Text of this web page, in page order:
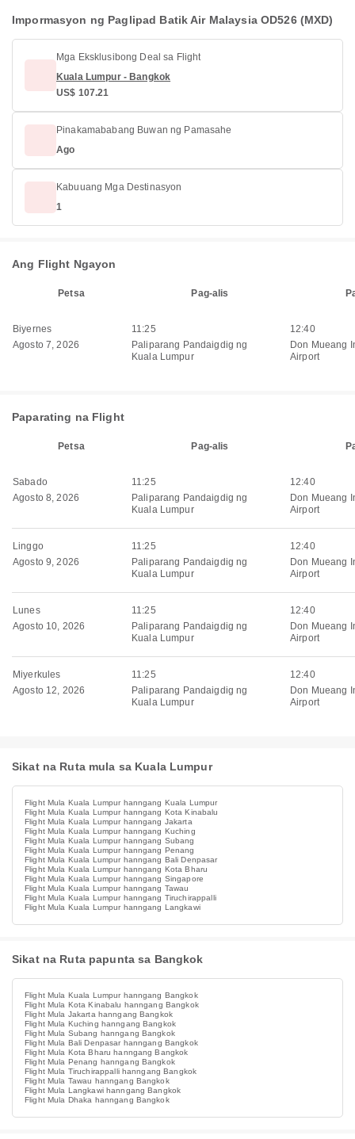
Impormasyon ng Paglipad Batik Air Malaysia OD526 (MXD)
Mga Eksklusibong Deal sa Flight
Kuala Lumpur - Bangkok
US$ 107.21
Pinakamababang Buwan ng Pamasahe
Ago
Kabuuang Mga Destinasyon
1
Ang Flight Ngayon
Petsa Pag-alis
Biyernes
Agosto 7, 2026
11:25
Paliparang Pandaigdig ng
Kuala Lumpur
12:40
Don Mueang
Airport
Paparating na Flight
Petsa Pag-alis
Sabado
Agosto 8, 2026
11:25
Paliparang Pandaigdig ng
Kuala Lumpur
12:40
Don Mueang
Airport
Linggo
Agosto 9, 2026
11:25
Paliparang Pandaigdig ng
Kuala Lumpur
12:40
Don Mueang
Airport
Lunes
Agosto 10, 2026
11:25
Paliparang Pandaigdig ng
Kuala Lumpur
12:40
Don Mueang
Airport
Miyerkules
Agosto 12, 2026
11:25
Paliparang Pandaigdig ng
Kuala Lumpur
12:40
Don Mueang
Airport
Sikat na Ruta mula sa Kuala Lumpur
Flight Mula Kuala Lumpur hanngang Kuala Lumpur
Flight Mula Kuala Lumpur hanngang Kota Kinabalu
Flight Mula Kuala Lumpur hanngang Jakarta
Flight Mula Kuala Lumpur hanngang Kuching
Flight Mula Kuala Lumpur hanngang Subang
Flight Mula Kuala Lumpur hanngang Penang
Flight Mula Kuala Lumpur hanngang Bali Denpasar
Flight Mula Kuala Lumpur hanngang Kota Bharu
Flight Mula Kuala Lumpur hanngang Singapore
Flight Mula Kuala Lumpur hanngang Tawau
Flight Mula Kuala Lumpur hanngang Tiruchirappalli
Flight Mula Kuala Lumpur hanngang Langkawi
Sikat na Ruta papunta sa Bangkok
Flight Mula Kuala Lumpur hanngang Bangkok
Flight Mula Kota Kinabalu hanngang Bangkok
Flight Mula Jakarta hanngang Bangkok
Flight Mula Kuching hanngang Bangkok
Flight Mula Subang hanngang Bangkok
Flight Mula Bali Denpasar hanngang Bangkok
Flight Mula Kota Bharu hanngang Bangkok
Flight Mula Penang hanngang Bangkok
Flight Mula Tiruchirappalli hanngang Bangkok
Flight Mula Tawau hanngang Bangkok
Flight Mula Langkawi hanngang Bangkok
Flight Mula Dhaka hanngang Bangkok